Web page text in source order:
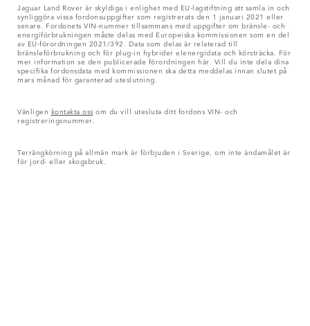
Jaguar Land Rover är skyldiga i enlighet med EU-lagstiftning att samla in och
synliggöra vissa fordonsuppgifter som registrerats den 1 januari 2021 eller
senare. Fordonets VIN-nummer tillsammans med uppgifter om bränsle- och
energiförbrukningen måste delas med Europeiska kommissionen som en del
av EU-förordningen 2021/392. Data som delas är relaterad till
bränsleförbrukning och för plug-in hybrider elenergidata och körsträcka. För
mer information se den publicerade förordningen här. Vill du inte dela dina
specifika fordonsdata med kommissionen ska detta meddelas innan slutet på
mars månad för garanterad uteslutning.
Vänligen kontakta oss om du vill utesluta ditt fordons VIN- och
registreringsnummer.
Terrängkörning på allmän mark är förbjuden i Sverige, om inte ändamålet är
för jord- eller skogsbruk.